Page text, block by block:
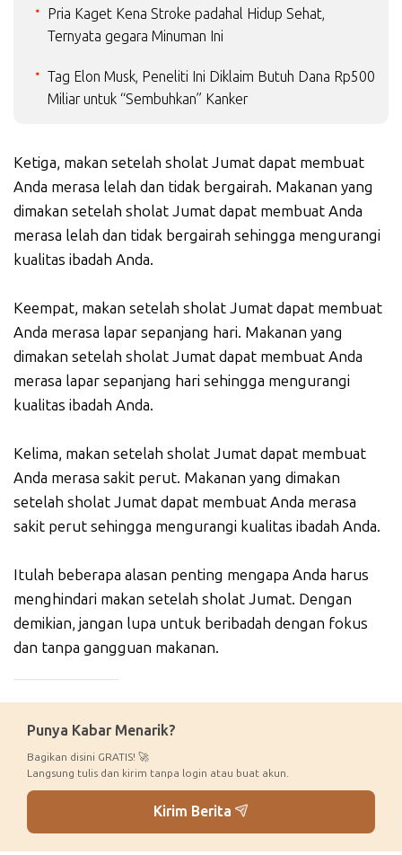
Pria Kaget Kena Stroke padahal Hidup Sehat,
Ternyata gegara Minuman Ini
Tag Elon Musk, Peneliti Ini Diklaim Butuh Dana Rp500
Miliar untuk “Sembuhkan” Kanker
Ketiga, makan setelah sholat Jumat dapat membuat
Anda merasa lelah dan tidak bergairah. Makanan yang
dimakan setelah sholat Jumat dapat membuat Anda
merasa lelah dan tidak bergairah sehingga mengurangi
kualitas ibadah Anda.
Keempat, makan setelah sholat Jumat dapat membuat
Anda merasa lapar sepanjang hari. Makanan yang
dimakan setelah sholat Jumat dapat membuat Anda
merasa lapar sepanjang hari sehingga mengurangi
kualitas ibadah Anda.
Kelima, makan setelah sholat Jumat dapat membuat
Anda merasa sakit perut. Makanan yang dimakan
setelah sholat Jumat dapat membuat Anda merasa
sakit perut sehingga mengurangi kualitas ibadah Anda.
Itulah beberapa alasan penting mengapa Anda harus
menghindari makan setelah sholat Jumat. Dengan
demikian, jangan lupa untuk beribadah dengan fokus
dan tanpa gangguan makanan.
Punya Kabar Menarik?
Bagikan disini GRATIS! 🚀
Langsung tulis dan kirim tanpa login atau buat akun.
Kirim Berita